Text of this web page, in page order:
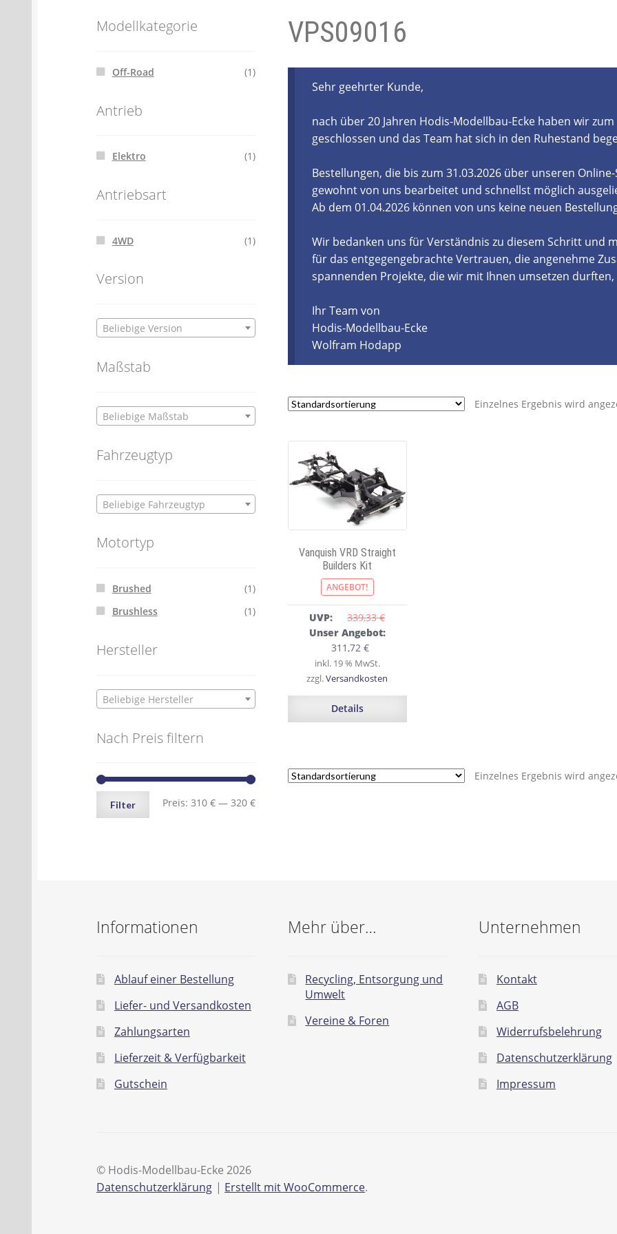
Batterien- und Akku Verordnung Elektro- und Elektronikgeräte Verordnung
VPS09016
Sehr geehrter Kunde,
nach über 20 Jahren Hodis-Modellbau-Ecke haben wir
geschlossen und das Team hat sich in den Ruhestand
Bestellungen, die bis zum 31.03.2026 über unseren
gewohnt von uns bearbeitet und schnellst möglich
Ab dem 01.04.2026 können von uns keine neuen
Wir bedanken uns für Verständnis zu diesem Schritt und
für das entgegengebrachte Vertrauen, die angenehme
spannenden Projekte, die wir mit Ihnen umsetzen
Ihr Team von
Hodis-Modellbau-Ecke
Wolfram Hodapp
Einzelnes Ergebnis wird
Vanquish VRD Straight
Builders Kit
ANGEBOT!
UVP: 339,33 €
Ursprünglicher
Preis
war:
339,33 €
Unser Angebot:
311,72€Aktueller
Preis
ist:
inkl. 19 % MwSt.
zzgl.Versandkosten
Details
Einzelnes Ergebnis wird
Modellkategorie
Off-Road (1)
Antrieb
Elektro (1)
Antriebsart
4WD (1)
Version
Beliebige Version
Maßstab
Beliebige Maßstab
Fahrzeugtyp
Beliebige Fahrzeugtyp
Motortyp
Brushed
(1)
Brushless
(1)
Hersteller
Beliebige Hersteller
Nach Preis filtern
Min.
Max.
Filter Preis:310 € —320 €
Informationen
Ablauf einer Bestellung
Liefer- und Versandkosten
Zahlungsarten
Lieferzeit & Verfügbarkeit
Gutschein
Mehr über…
Recycling, Entsorgung und
Umwelt
Vereine & Foren
Unternehmen
Kontakt
AGB
Widerrufsbelehrung
Datenschutzerklärung
Impressum
© Hodis-Modellbau-Ecke 2026
Datenschutzerklärung
Erstellt mit WooCommerce.